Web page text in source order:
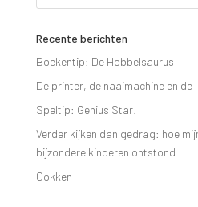
Recente berichten
Boekentip: De Hobbelsaurus
De printer, de naaimachine en de
Speltip: Genius Star!
Verder kijken dan gedrag: hoe
bijzondere kinderen ontstond
Gokken